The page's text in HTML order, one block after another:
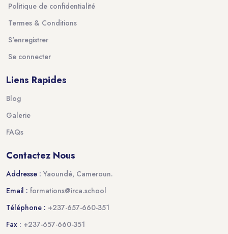
Politique de confidentialité
Termes & Conditions
S'enregistrer
Se connecter
Liens Rapides
Blog
Galerie
FAQs
Contactez Nous
Addresse : Yaoundé, Cameroun.
Email : formations@irca.school
Téléphone : +237-657-660-351
Fax : +237-657-660-351